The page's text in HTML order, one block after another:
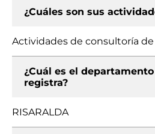
¿Cuáles son sus
Actividades de consultoría
¿Cuál es el
registra?
RISARALDA